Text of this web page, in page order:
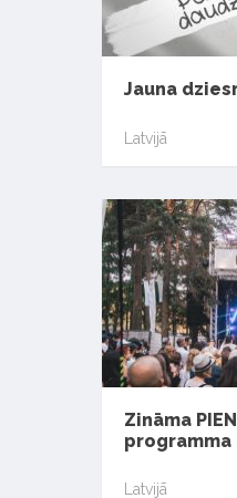
Jauna
Latvijā
Zināma
Latvijā